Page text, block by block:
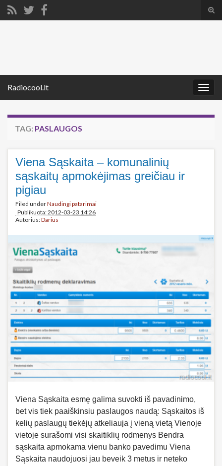
Radiocool.lt
TAG: PASLAUGOS
Viena Sąskaita – komunalinių
sąskaitų apmokėjimas greičiau ir
pigiau
Filed underNaudingi patarimai
Publikuota: 2012-03-23 14:26
Autorius:Darius
Viena Sąskaita esmę galima suvokti iš pavadinimo,
bet vis tiek paaiškinsiu paslaugos naudą: Sąskaitos iš
kelių paslaugų tiekėjų atkeliauja į vieną vietą Vienoje
vietoje surašomi visi skaitiklių rodmenys Bendra
sąskaita apmokama vienu banko pavedimu Viena
Sąskaita naudojuosi jau beveik 3 metus ir neteko